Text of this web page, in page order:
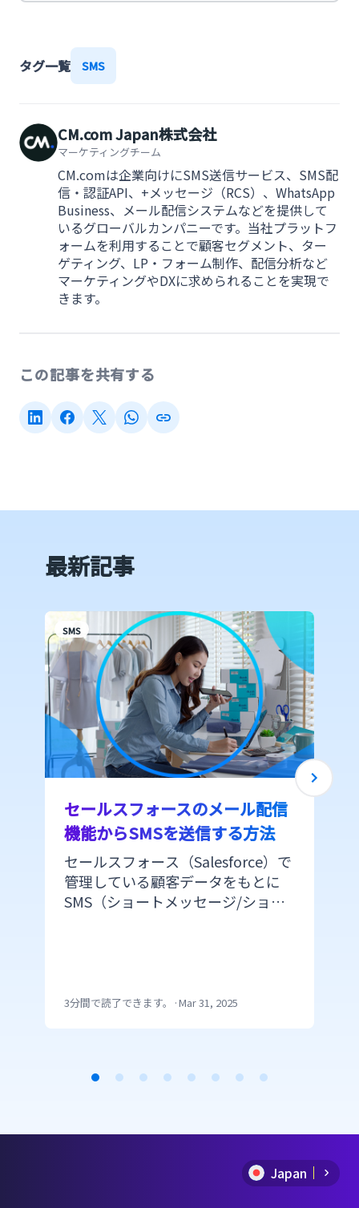
タグ一覧 SMS
CM.com Japan株式会社
マーケティングチーム
CM.comは企業向けにSMS送信サービス、SMS配
信・認証API、+メッセージ（RCS）、WhatsApp
Business、メール配信システムなどを提供して
いるグローバルカンパニーです。当社プラットフ
ォームを利用することで顧客セグメント、ター
ゲティング、LP・フォーム制作、配信分析など
マーケティングやDXに求められることを実現で
きます。
この記事を共有する
最新記事
SMS
セールスフォースのメール配信
機能からSMSを送信する方法
セールスフォース（Salesforce）で
管理している顧客データをもとに
SMS（ショートメッセージ/ショー
の利用で開発の手間がかかります。
メールと同じ手順でSMSが送信でき
ご紹介します。
3分間で読了できます。 ·Mar 31, 2025
1
Japan